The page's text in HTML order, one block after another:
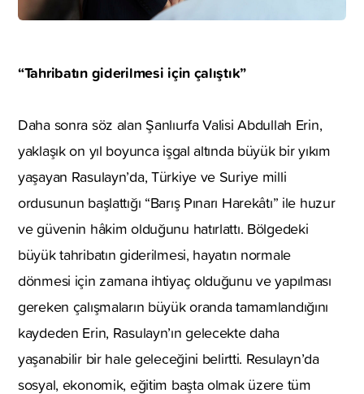
“Tahribatın giderilmesi için çalıştık”
Daha sonra söz alan Şanlıurfa Valisi Abdullah Erin,
yaklaşık on yıl boyunca işgal altında büyük bir yıkım
yaşayan Rasulayn’da, Türkiye ve Suriye milli
ordusunun başlattığı “Barış Pınarı Harekâtı” ile huzur
ve güvenin hâkim olduğunu hatırlattı. Bölgedeki
büyük tahribatın giderilmesi, hayatın normale
dönmesi için zamana ihtiyaç olduğunu ve yapılması
gereken çalışmaların büyük oranda tamamlandığını
kaydeden Erin, Rasulayn’ın gelecekte daha
yaşanabilir bir hale geleceğini belirtti. Resulayn’da
sosyal, ekonomik, eğitim başta olmak üzere tüm